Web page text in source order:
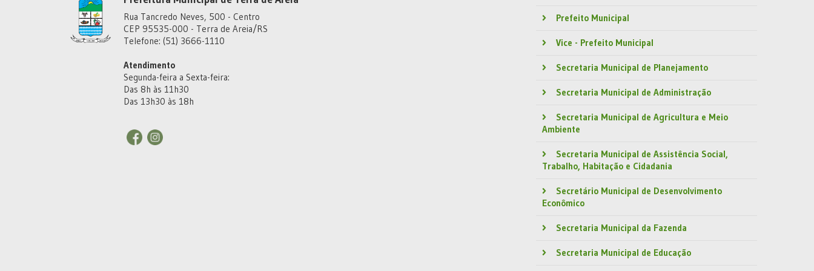
Rua Tancredo Neves, 500 - Centro
CEP 95535-000 - Terra de Areia/RS
Telefone: (51) 3666-1110
Atendimento
Segunda-feira a Sexta-feira:
Das 8h às 11h30
Das 13h30 às 18h
Prefeito Municipal
Vice - Prefeito Municipal
Secretaria Municipal de Planejamento
Secretaria Municipal de Administração
Secretaria Municipal de Agricultura e Meio
Ambiente
Secretaria Municipal de Assistência Social,
Trabalho, Habitação e Cidadania
Secretário Municipal de Desenvolvimento
Econômico
Secretaria Municipal da Fazenda
Secretaria Municipal de Educação